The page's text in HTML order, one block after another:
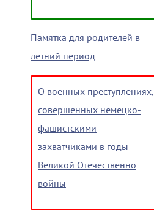
Памятка для родителей в
летний период
О военных преступлениях,
совершенных немецко-
фашистскими
захватчиками в годы
Великой Отечественно
войны